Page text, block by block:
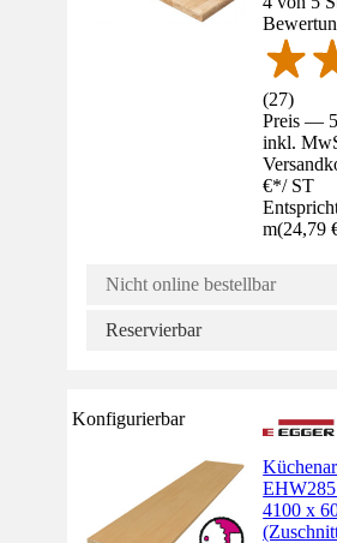
(27)
Preis —
inkl.
€*/ ST
m(24,79
Nicht online bestellbar
Reservierbar
Konfigurierbar
4100 x